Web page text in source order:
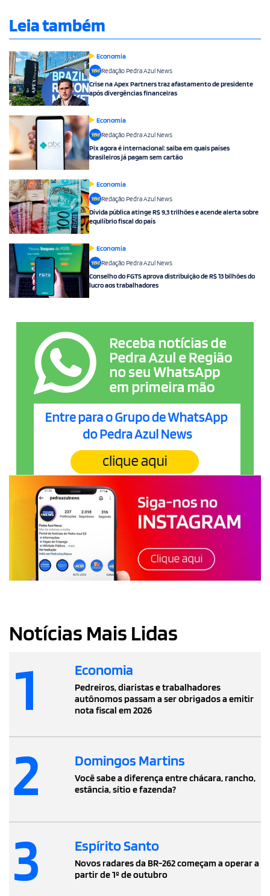
Leia também
Economia
Redação Pedra Azul News
Crise na Apex Partners traz afastamento de presidente
após divergências financeiras
Economia
Redação Pedra Azul News
Pix agora é internacional: saiba em quais países
brasileiros já pagam sem cartão
Economia
Redação Pedra Azul News
Dívida pública atinge R$ 9,3 trilhões e acende alerta sobre
equilíbrio fiscal do país
Economia
Redação Pedra Azul News
Conselho do FGTS aprova distribuição de R$ 13 bilhões do
lucro aos trabalhadores
Notícias Mais Lidas
1 Economia
Pedreiros, diaristas e trabalhadores
autônomos passam a ser obrigados a emitir
nota fiscal em 2026
2 Domingos Martins
Você sabe a diferença entre chácara, rancho,
estância, sítio e fazenda?
3 Espírito Santo
Novos radares da BR-262 começam a operar a
partir de 1º de outubro